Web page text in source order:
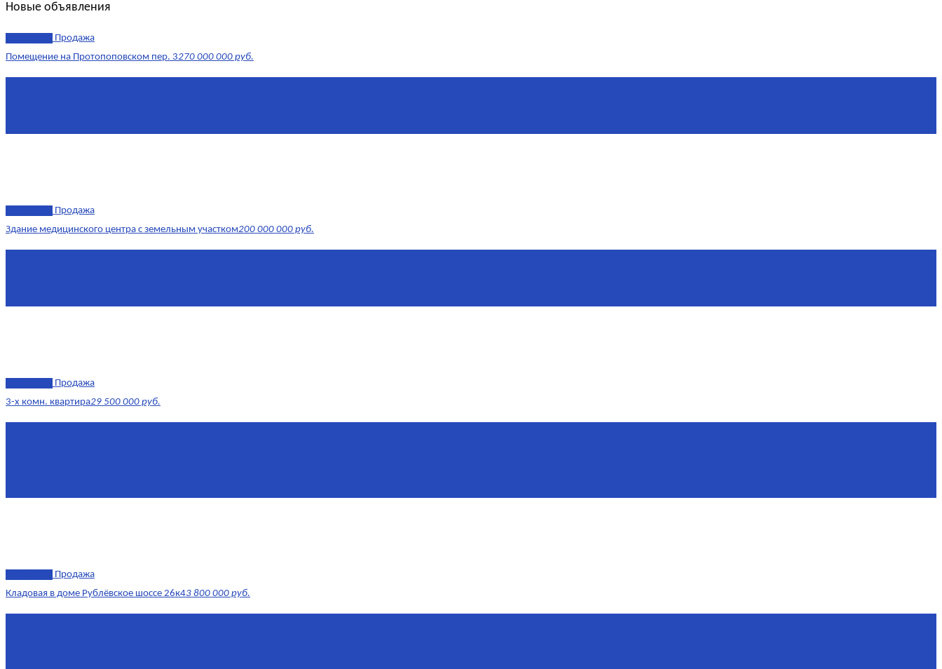
Новые объявления
Продажа
Помещение на Протопоповском пер. 3270 000 000 руб.
Продажа
Здание медицинского центра с земельным участком200 000 000 руб.
Продажа
3-х комн. квартира29 500 000 руб.
Продажа
Кладовая в доме Рублёвское шоссе 26к43 800 000 руб.